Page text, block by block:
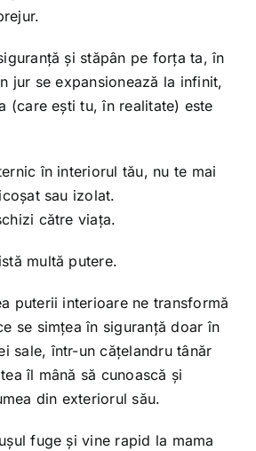
și stăpân pe forța ta, în
jur se expansionează la infinit,
(care ești tu, în realitate) este
în interiorul tău, nu te mai
sau izolat.
către viața.
multă putere.
puterii interioare ne transformă
se simțea în siguranță doar în
sale, într-un cățelandru tânăr
îl mână să cunoască și
din exteriorul său.
fuge și vine rapid la mama